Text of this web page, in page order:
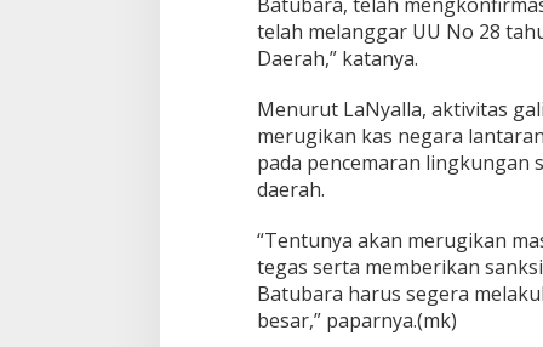
Batubara, telah
telah melanggar UU No 28
Daerah,” katanya.
Menurut LaNyalla, aktivitas
merugikan kas negara
pada pencemaran
daerah.
“Tentunya akan merugikan
tegas serta memberikan
Batubara harus segera
besar,” paparnya.(mk)